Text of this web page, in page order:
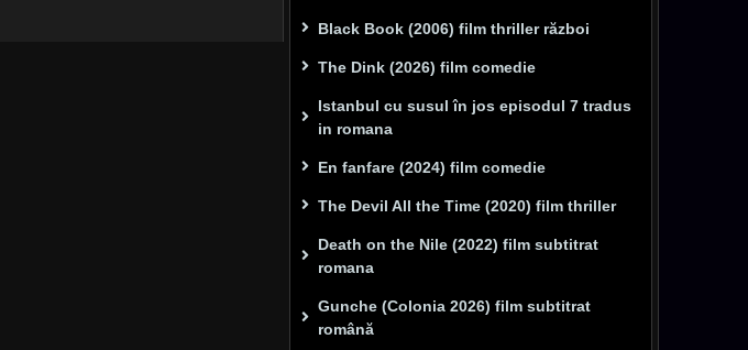
Black Book (2006) film thriller război
The Dink (2026) film comedie
Istanbul cu susul în jos episodul 7 tradus
in romana
En fanfare (2024) film comedie
The Devil All the Time (2020) film thriller
Death on the Nile (2022) film subtitrat
romana
Gunche (Colonia 2026) film subtitrat
română